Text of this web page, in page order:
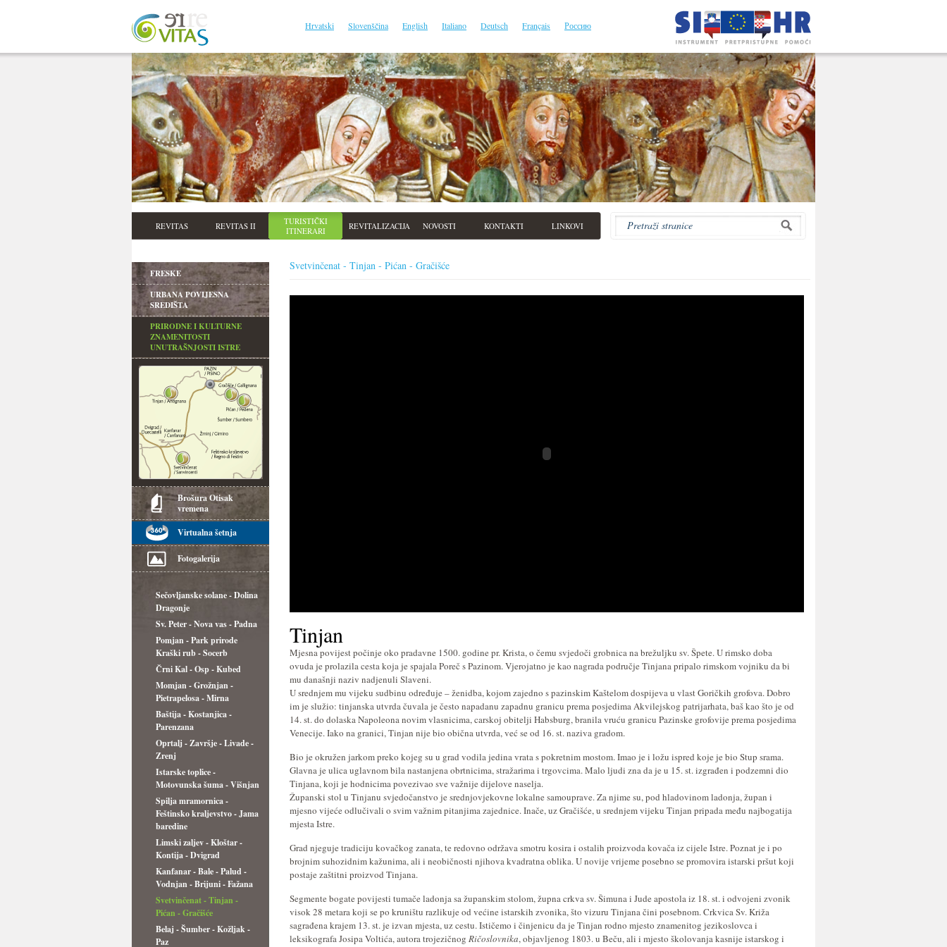
Hrvatski Slovenščina English Italiano Deutsch Français Россию
REVITAS REVITAS II
TURISTIČKI
ITINERARI
REVITALIZACIJA NOVOSTI KONTAKTI LINKOVI
FRESKE
URBANA POVIJESNA
SREDIŠTA
PRIRODNE I KULTURNE
ZNAMENITOSTI
UNUTRAŠNJOSTI ISTRE
Brošura Otisak
vremena
Virtualna šetnja
Fotogalerija
Sečovljanske solane - Dolina
Dragonje
Sv. Peter - Nova vas - Padna
Pomjan - Park prirode
Kraški rub - Socerb
Črni Kal - Osp - Kubed
Momjan - Grožnjan -
Pietrapelosa - Mirna
Baštija - Kostanjica -
Parenzana
Oprtalj - Završje - Livade -
Zrenj
Istarske toplice -
Motovunska šuma - Višnjan
Spilja mramornica -
Feštinsko kraljevstvo - Jama
baredine
Limski zaljev - Kloštar -
Kontija - Dvigrad
Kanfanar - Bale - Palud -
Vodnjan - Brijuni - Fažana
Svetvinčenat - Tinjan -
Pićan - Gračišće
Belaj - Šumber - Kožljak -
Paz
Svetvinčenat - Tinjan - Pićan - Gračišće
Tinjan
Mjesna povijest počinje oko pradavne 1500. godine pr. Krista, o čemu svjedoči grobnica na brežuljku sv. Špete. U rimsko doba
ovuda je prolazila cesta koja je spajala Poreč s Pazinom. Vjerojatno je kao nagrada područje Tinjana pripalo rimskom vojniku da bi
mu današnji naziv nadjenuli Slaveni.
U srednjem mu vijeku sudbinu određuje – ženidba, kojom zajedno s pazinskim Kaštelom dospijeva u vlast Goričkih grofova. Dobro
im je služio: tinjanska utvrda čuvala je često napadanu zapadnu granicu prema posjedima Akvilejskog patrijarhata, baš kao što je od
14. st. do dolaska Napoleona novim vlasnicima, carskoj obitelji Habsburg, branila vruću granicu Pazinske grofovije prema posjedima
Venecije. Iako na granici, Tinjan nije bio obična utvrda, već se od 16. st. naziva gradom.
Bio je okružen jarkom preko kojeg su u grad vodila jedina vrata s pokretnim mostom. Imao je i ložu ispred koje je bio Stup srama.
Glavna je ulica uglavnom bila nastanjena obrtnicima, stražarima i trgovcima. Malo ljudi zna da je u 15. st. izgrađen i podzemni dio
Tinjana, koji je hodnicima povezivao sve važnije dijelove naselja.
Županski stol u Tinjanu svjedočanstvo je srednjovjekovne lokalne samouprave. Za njime su, pod hladovinom ladonja, župan i
mjesno vijeće odlučivali o svim važnim pitanjima zajednice. Inače, uz Gračišće, u srednjem vijeku Tinjan pripada među najbogatija
mjesta Istre.
Grad njeguje tradiciju kovačkog zanata, te redovno održava smotru kosira i ostalih proizvoda kovača iz cijele Istre. Poznat je i po
brojnim suhozidnim kažunima, ali i neobičnosti njihova kvadratna oblika. U novije vrijeme posebno se promovira istarski pršut koji
postaje zaštitni proizvod Tinjana.
Segmente bogate povijesti tumače ladonja sa županskim stolom, župna crkva sv. Šimuna i Jude apostola iz 18. st. i odvojeni zvonik
visok 28 metara koji se po kruništu razlikuje od većine istarskih zvonika, što vizuru Tinjana čini posebnom. Crkvica Sv. Križa
sagrađena krajem 13. st. je izvan mjesta, uz cestu. Ističemo i činjenicu da je Tinjan rodno mjesto znamenitog jezikoslovca i
leksikografa Josipa Voltića, autora trojezičnog Ričoslovnika, objavljenog 1803. u Beču, ali i mjesto školovanja kasnije istarskog i